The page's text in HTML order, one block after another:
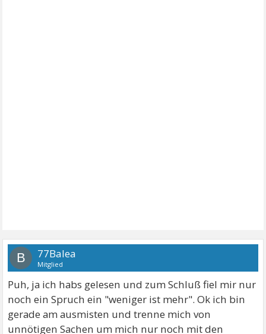
B 77Balea
Mitglied
Puh, ja ich habs gelesen und zum Schluß fiel mir nur
noch ein Spruch ein "weniger ist mehr". Ok ich bin
gerade am ausmisten und trenne mich von
unnötigen Sachen um mich nur noch mit den